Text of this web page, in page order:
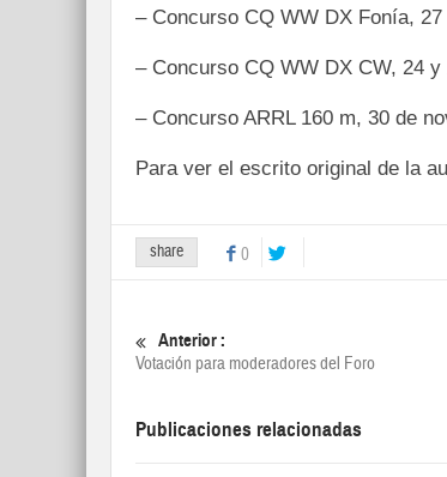
– Concurso CQ WW DX Fonía,
– Concurso CQ WW DX CW, 24 y
– Concurso ARRL 160 m, 30 de
Para ver el escrito original de la
share 0
Anterior :
Votación para moderadores del Foro
Publicaciones relacionadas